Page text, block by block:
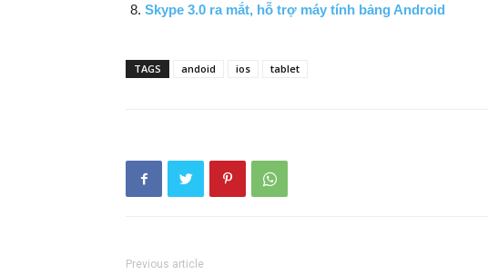
Skype 3.0 ra mắt, hỗ trợ máy tính bảng Android
TAGS andoid ios tablet
Previous article